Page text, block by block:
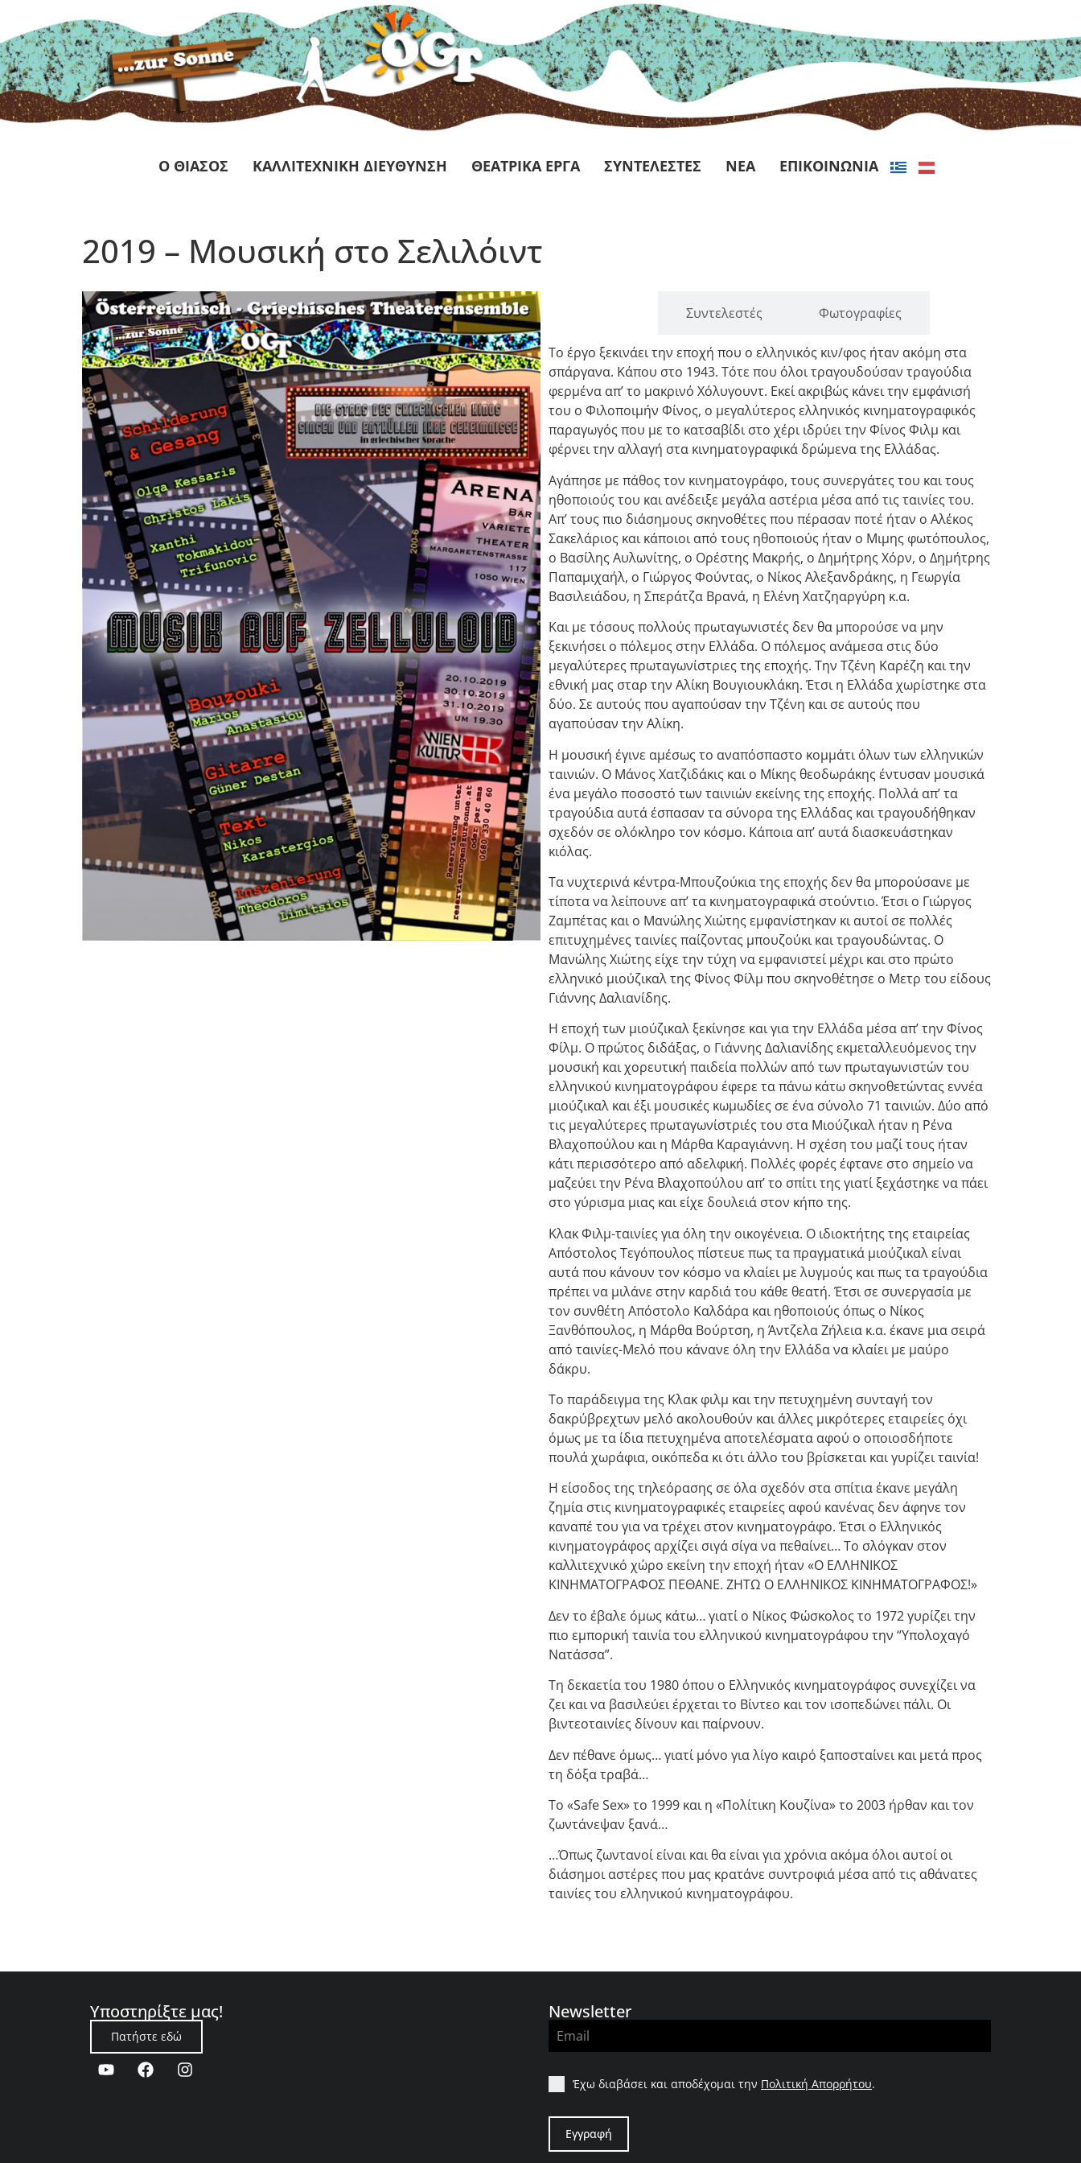
Ο ΘΙΑΣΟΣ ΚΑΛΛΙΤΕΧΝΙΚΗ ΔΙΕΥΘΥΝΣΗ ΘΕΑΤΡΙΚΑ ΕΡΓΑ ΣΥΝΤΕΛΕΣΤΕΣ ΝΕΑ ΕΠΙΚΟΙΝΩΝΙΑ
2019 – Μουσική στο Σελιλόιντ
Συντελεστές Φωτογραφίες
Το έργο ξεκινάει την εποχή που ο ελληνικός κιν/φος ήταν ακόμη στα
σπάργανα. Κάπου στο 1943. Τότε που όλοι τραγουδούσαν τραγούδια
φερμένα απ’ το μακρινό Χόλυγουντ. Εκεί ακριβώς κάνει την εμφάνισή
του ο Φιλοποιμήν Φίνος, ο μεγαλύτερος ελληνικός κινηματογραφικός
παραγωγός που με το κατσαβίδι στο χέρι ιδρύει την Φίνος Φιλμ και
φέρνει την αλλαγή στα κινηματογραφικά δρώμενα της Ελλάδας.
Αγάπησε με πάθος τον κινηματογράφο, τους συνεργάτες του και τους
ηθοποιούς του και ανέδειξε μεγάλα αστέρια μέσα από τις ταινίες του.
Απ’ τους πιο διάσημους σκηνοθέτες που πέρασαν ποτέ ήταν ο Αλέκος
Σακελάριος και κάποιοι από τους ηθοποιούς ήταν ο Μιμης φωτόπουλος,
ο Βασίλης Αυλωνίτης, ο Ορέστης Μακρής, ο Δημήτρης Χόρν, ο Δημήτρης
Παπαμιχαήλ, ο Γιώργος Φούντας, ο Νίκος Αλεξανδράκης, η Γεωργία
Βασιλειάδου, η Σπεράτζα Βρανά, η Ελένη Χατζηαργύρη κ.α.
Και με τόσους πολλούς πρωταγωνιστές δεν θα μπορούσε να μην
ξεκινήσει ο πόλεμος στην Ελλάδα. Ο πόλεμος ανάμεσα στις δύο
μεγαλύτερες πρωταγωνίστριες της εποχής. Την Τζένη Καρέζη και την
εθνική μας σταρ την Αλίκη Βουγιουκλάκη. Έτσι η Ελλάδα χωρίστηκε στα
δύο. Σε αυτούς που αγαπούσαν την Τζένη και σε αυτούς που
αγαπούσαν την Αλίκη.
Η μουσική έγινε αμέσως το αναπόσπαστο κομμάτι όλων των ελληνικών
ταινιών. Ο Μάνος Χατζιδάκις και ο Μίκης θεοδωράκης έντυσαν μουσικά
ένα μεγάλο ποσοστό των ταινιών εκείνης της εποχής. Πολλά απ’ τα
τραγούδια αυτά έσπασαν τα σύνορα της Ελλάδας και τραγουδήθηκαν
σχεδόν σε ολόκληρο τον κόσμο. Κάποια απ’ αυτά διασκευάστηκαν
κιόλας.
Τα νυχτερινά κέντρα-Μπουζούκια της εποχής δεν θα μπορούσανε με
τίποτα να λείπουνε απ’ τα κινηματογραφικά στούντιο. Έτσι ο Γιώργος
Ζαμπέτας και ο Μανώλης Χιώτης εμφανίστηκαν κι αυτοί σε πολλές
επιτυχημένες ταινίες παίζοντας μπουζούκι και τραγουδώντας. Ο
Μανώλης Χιώτης είχε την τύχη να εμφανιστεί μέχρι και στο πρώτο
ελληνικό μιούζικαλ της Φίνος Φίλμ που σκηνοθέτησε ο Μετρ του είδους
Γιάννης Δαλιανίδης.
Η εποχή των μιούζικαλ ξεκίνησε και για την Ελλάδα μέσα απ’ την Φίνος
Φίλμ. Ο πρώτος διδάξας, ο Γιάννης Δαλιανίδης εκμεταλλευόμενος την
μουσική και χορευτική παιδεία πολλών από των πρωταγωνιστών του
ελληνικού κινηματογράφου έφερε τα πάνω κάτω σκηνοθετώντας εννέα
μιούζικαλ και έξι μουσικές κωμωδίες σε ένα σύνολο 71 ταινιών. Δύο από
τις μεγαλύτερες πρωταγωνίστριές του στα Μιούζικαλ ήταν η Ρένα
Βλαχοπούλου και η Μάρθα Καραγιάννη. Η σχέση του μαζί τους ήταν
κάτι περισσότερο από αδελφική. Πολλές φορές έφτανε στο σημείο να
μαζεύει την Ρένα Βλαχοπούλου απ’ το σπίτι της γιατί ξεχάστηκε να πάει
στο γύρισμα μιας και είχε δουλειά στον κήπο της.
Κλακ Φιλμ-ταινίες για όλη την οικογένεια. Ο ιδιοκτήτης της εταιρείας
Απόστολος Τεγόπουλος πίστευε πως τα πραγματικά μιούζικαλ είναι
αυτά που κάνουν τον κόσμο να κλαίει με λυγμούς και πως τα τραγούδια
πρέπει να μιλάνε στην καρδιά του κάθε θεατή. Έτσι σε συνεργασία με
τον συνθέτη Απόστολο Καλδάρα και ηθοποιούς όπως ο Νίκος
Ξανθόπουλος, η Μάρθα Βούρτση, η Άντζελα Ζήλεια κ.α. έκανε μια σειρά
από ταινίες-Μελό που κάνανε όλη την Ελλάδα να κλαίει με μαύρο
δάκρυ.
Το παράδειγμα της Κλακ φιλμ και την πετυχημένη συνταγή τον
δακρύβρεχτων μελό ακολουθούν και άλλες μικρότερες εταιρείες όχι
όμως με τα ίδια πετυχημένα αποτελέσματα αφού ο οποιοσδήποτε
πουλά χωράφια, οικόπεδα κι ότι άλλο του βρίσκεται και γυρίζει ταινία!
Η είσοδος της τηλεόρασης σε όλα σχεδόν στα σπίτια έκανε μεγάλη
ζημία στις κινηματογραφικές εταιρείες αφού κανένας δεν άφηνε τον
καναπέ του για να τρέχει στον κινηματογράφο. Έτσι ο Ελληνικός
κινηματογράφος αρχίζει σιγά σίγα να πεθαίνει… Το σλόγκαν στον
καλλιτεχνικό χώρο εκείνη την εποχή ήταν «Ο ΕΛΛΗΝΙΚΟΣ
ΚΙΝΗΜΑΤΟΓΡΑΦΟΣ ΠΕΘΑΝΕ. ΖΗΤΩ Ο ΕΛΛΗΝΙΚΟΣ ΚΙΝΗΜΑΤΟΓΡΑΦΟΣ!»
Δεν το έβαλε όμως κάτω… γιατί ο Νίκος Φώσκολος το 1972 γυρίζει την
πιο εμπορική ταινία του ελληνικού κινηματογράφου την “Υπολοχαγό
Νατάσσα”.
Τη δεκαετία του 1980 όπου ο Ελληνικός κινηματογράφος συνεχίζει να
ζει και να βασιλεύει έρχεται το Βίντεο και τον ισοπεδώνει πάλι. Οι
βιντεοταινίες δίνουν και παίρνουν.
Δεν πέθανε όμως… γιατί μόνο για λίγο καιρό ξαποσταίνει και μετά προς
τη δόξα τραβά…
Το «Safe Sex» το 1999 και η «Πολίτικη Κουζίνα» το 2003 ήρθαν και τον
ζωντάνεψαν ξανά…
…Όπως ζωντανοί είναι και θα είναι για χρόνια ακόμα όλοι αυτοί οι
διάσημοι αστέρες που μας κρατάνε συντροφιά μέσα από τις αθάνατες
ταινίες του ελληνικού κινηματογράφου.
Υποστηρίξτε μας!
Πατήστε εδώ
Newsletter
Έχω διαβάσει και αποδέχομαι την Πολιτική Απορρήτου.
Εγγραφή